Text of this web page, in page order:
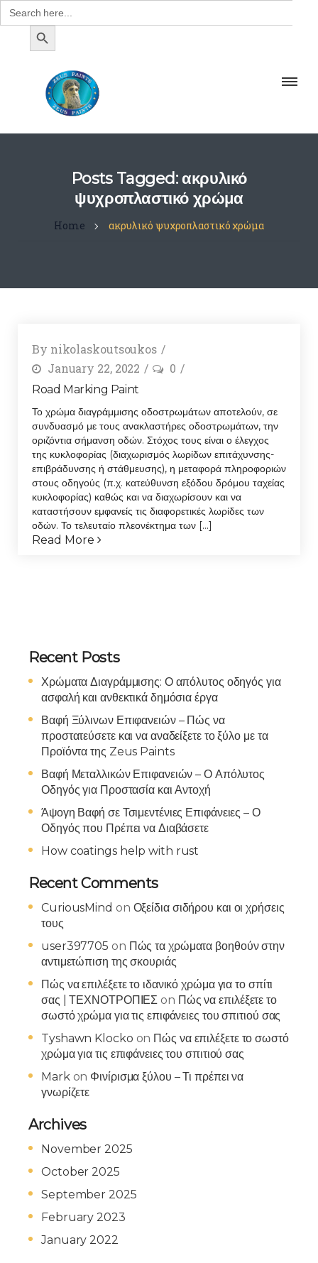
Search
for:
SEARCH BUTTON
Posts Tagged: ακρυλικό
ψυχροπλαστικό χρώμα
Home ακρυλικό ψυχροπλαστικό χρώμα
By nikolaskoutsoukos
January 22, 2022
0
Road Marking Paint
Το χρώμα διαγράμμισης οδοστρωμάτων αποτελούν, σε
συνδυασμό με τους ανακλαστήρες οδοστρωμάτων, την
οριζόντια σήμανση οδών. Στόχος τους είναι ο έλεγχος
της κυκλοφορίας (διαχωρισμός λωρίδων επιτάχυνσης-
επιβράδυνσης ή στάθμευσης), η μεταφορά πληροφοριών
στους οδηγούς (π.χ. κατεύθυνση εξόδου δρόμου ταχείας
κυκλοφορίας) καθώς και να διαχωρίσουν και να
καταστήσουν εμφανείς τις διαφορετικές λωρίδες των
οδών. Το τελευταίο πλεονέκτημα των [...]
Read More
Recent Posts
Χρώματα Διαγράμμισης: Ο απόλυτος οδηγός για
ασφαλή και ανθεκτικά δημόσια έργα
Βαφή Ξύλινων Επιφανειών – Πώς να
προστατεύσετε και να αναδείξετε το ξύλο με τα
Προϊόντα της Zeus Paints
Βαφή Μεταλλικών Επιφανειών – Ο Απόλυτος
Οδηγός για Προστασία και Αντοχή
Άψογη Βαφή σε Τσιμεντένιες Επιφάνειες – Ο
Οδηγός που Πρέπει να Διαβάσετε
How coatings help with rust
Recent Comments
CuriousMind on Οξείδια σιδήρου και οι χρήσεις
τους
user397705 on Πώς τα χρώματα βοηθούν στην
αντιμετώπιση της σκουριάς
Πώς να επιλέξετε το ιδανικό χρώμα για το σπίτι
σας | ΤΕΧΝΟΤΡΟΠΙΕΣ on Πώς να επιλέξετε το
σωστό χρώμα για τις επιφάνειες του σπιτιού σας
Tyshawn Klocko on Πώς να επιλέξετε το σωστό
χρώμα για τις επιφάνειες του σπιτιού σας
Markon Φινίρισμα ξύλου – Τι πρέπει να
γνωρίζετε
Archives
November 2025
October 2025
September 2025
February 2023
January 2022